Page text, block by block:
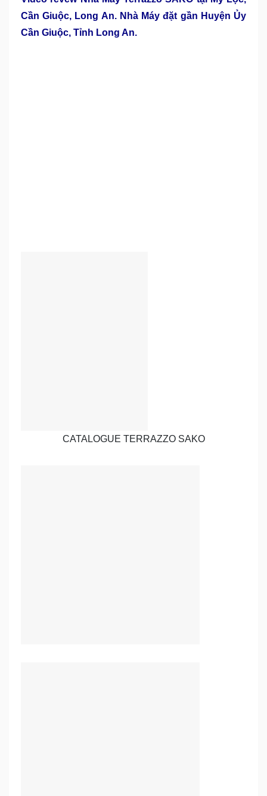
Cần Giuộc, Long An. Nhà Máy đặt gần Huyện Ủy
Cần Giuộc, Tỉnh Long An.
CATALOGUE TERRAZZO SAKO